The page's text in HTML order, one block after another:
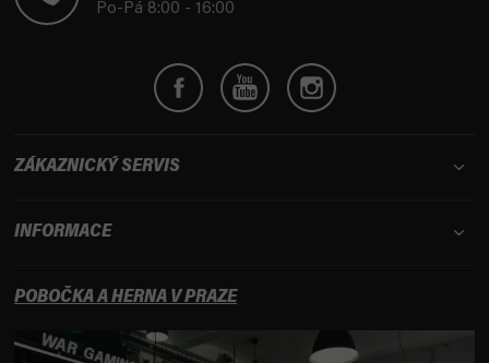
Po-Pá 8:00 - 16:00
ZÁKAZNICKÝ SERVIS
INFORMACE
POBOČKA A HERNA V PRAZE